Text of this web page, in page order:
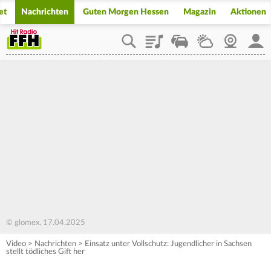
Nachrichten Guten Morgen Hessen Magazin Aktionen
PlaylistStaupilotWetterWebcam
© glomex, 17.04.2025
Video > Nachrichten > Einsatz unter Vollschutz: Jugendlicher in Sachsen
stellt tödliches Gift her